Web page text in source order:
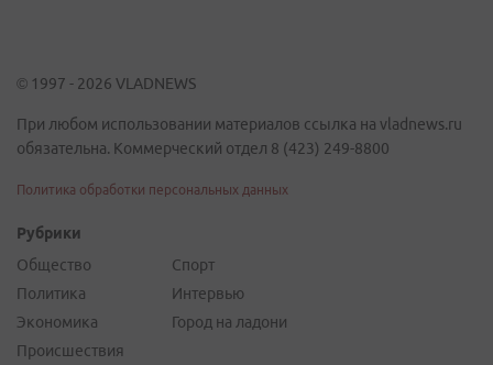
© 1997 - 2026 VLADNEWS
При любом использовании материалов ссылка на vladnews.ru
обязательна. Коммерческий отдел 8 (423) 249-8800
Политика обработки персональных данных
Рубрики
Общество
Политика
Экономика
Происшествия
Спорт
Интервью
Город на ладони